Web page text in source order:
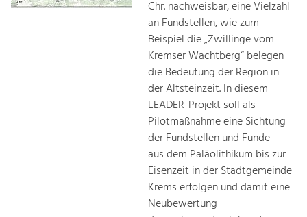
Chr. nachweisbar, eine Vielzahl
an Fundstellen, wie zum
Beispiel die „Zwillinge vom
Kremser Wachtberg“ belegen
die Bedeutung der Region in
der Altsteinzeit. In diesem
LEADER-Projekt soll als
Pilotmaßnahme eine Sichtung
der Fundstellen und Funde
aus dem Paläolithikum bis zur
Eisenzeit in der Stadtgemeinde
Krems erfolgen und damit eine
Neubewertung